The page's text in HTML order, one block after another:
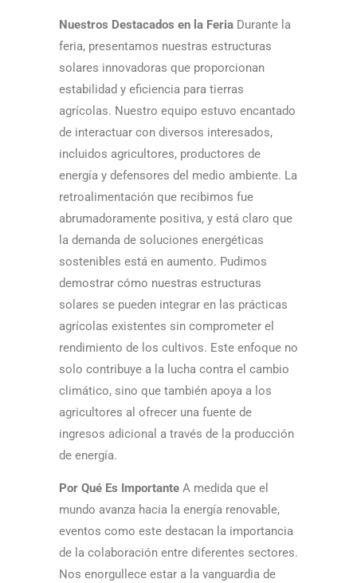
Nuestros Destacados en la Feria Durante la
feria, presentamos nuestras estructuras
solares innovadoras que proporcionan
estabilidad y eficiencia para tierras
agrícolas. Nuestro equipo estuvo encantado
de interactuar con diversos interesados,
incluidos agricultores, productores de
energía y defensores del medio ambiente. La
retroalimentación que recibimos fue
abrumadoramente positiva, y está claro que
la demanda de soluciones energéticas
sostenibles está en aumento. Pudimos
demostrar cómo nuestras estructuras
solares se pueden integrar en las prácticas
agrícolas existentes sin comprometer el
rendimiento de los cultivos. Este enfoque no
solo contribuye a la lucha contra el cambio
climático, sino que también apoya a los
agricultores al ofrecer una fuente de
ingresos adicional a través de la producción
de energía.
Por Qué Es Importante A medida que el
mundo avanza hacia la energía renovable,
eventos como este destacan la importancia
de la colaboración entre diferentes sectores.
Nos enorgullece estar a la vanguardia de